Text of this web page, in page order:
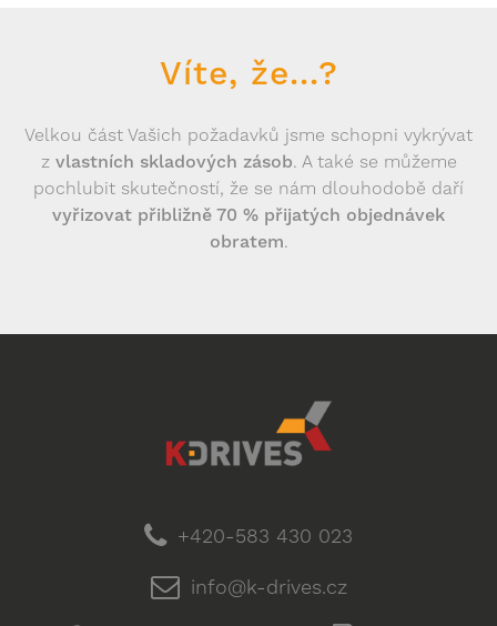
Víte, že...?
Velkou část Vašich požadavků jsme schopni vykrývat
z vlastních skladových zásob. A také se můžeme
pochlubit skutečností, že se nám dlouhodobě daří
vyřizovat přibližně 70 % přijatých objednávek
obratem.
+420-583 430 023
info@k-drives.cz